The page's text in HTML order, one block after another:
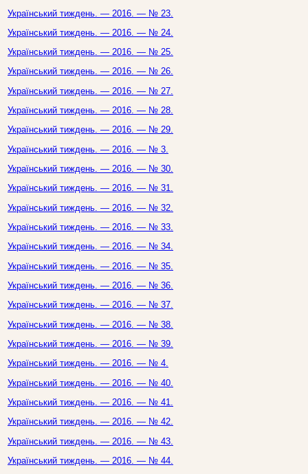
Український тиждень. — 2016. — № 23.
Український тиждень. — 2016. — № 24.
Український тиждень. — 2016. — № 25.
Український тиждень. — 2016. — № 26.
Український тиждень. — 2016. — № 27.
Український тиждень. — 2016. — № 28.
Український тиждень. — 2016. — № 29.
Український тиждень. — 2016. — № 3.
Український тиждень. — 2016. — № 30.
Український тиждень. — 2016. — № 31.
Український тиждень. — 2016. — № 32.
Український тиждень. — 2016. — № 33.
Український тиждень. — 2016. — № 34.
Український тиждень. — 2016. — № 35.
Український тиждень. — 2016. — № 36.
Український тиждень. — 2016. — № 37.
Український тиждень. — 2016. — № 38.
Український тиждень. — 2016. — № 39.
Український тиждень. — 2016. — № 4.
Український тиждень. — 2016. — № 40.
Український тиждень. — 2016. — № 41.
Український тиждень. — 2016. — № 42.
Український тиждень. — 2016. — № 43.
Український тиждень. — 2016. — № 44.